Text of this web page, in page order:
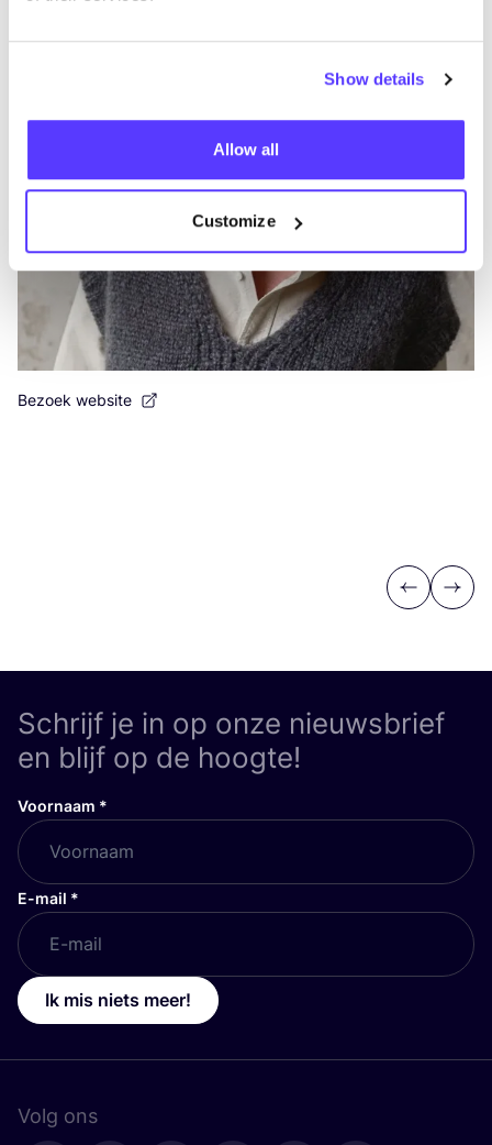
Show details
Allow all
Customize
Bezoek website
Previous
Next
Schrijf je in op onze nieuwsbrief
en blijf op de hoogte!
Voornaam *
E-mail *
Ik mis niets meer!
Volg ons